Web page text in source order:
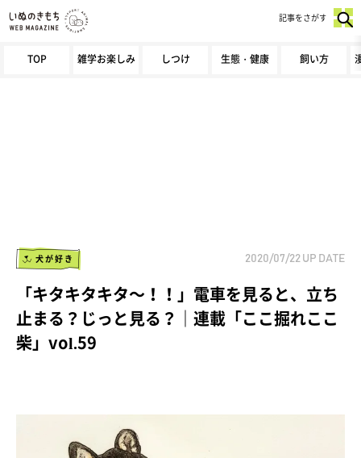
TOP 雑学お楽しみ しつけ 生態・健康 飼い方
記事をさがす
犬が好き 2020/07/22 UP DATE
「キタキタキタ～！！」電車を見ると、立ち
止まる？じっと見る？｜連載「ここ掘れここ
柴」vol.59